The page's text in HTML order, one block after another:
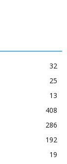
32
25
13
408
286
192
19